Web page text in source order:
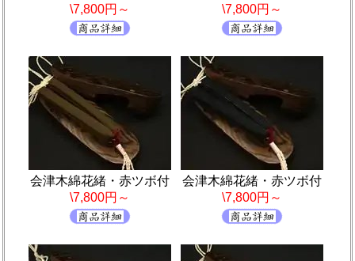
\7,800円～
\7,800円～
会津木綿花緒・赤ツボ付
\7,800円～
会津木綿花緒・赤ツボ付
\7,800円～